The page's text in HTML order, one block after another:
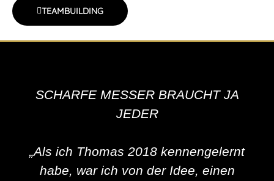
TEAMBUILDING
SCHARFE MESSER BRAUCHT JA
JEDER
„Als ich Thomas 2018 kennengelernt
habe, war ich von der Idee, einen